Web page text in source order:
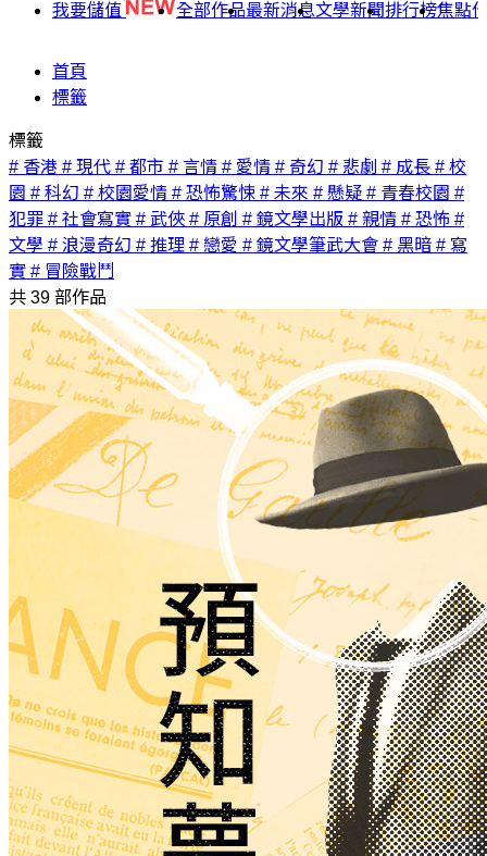
我要儲值 全部作品最新消息文學新聞排行榜焦點
首頁
標籤
標籤
# 香港 # 現代 # 都市 # 言情 # 愛情 # 奇幻 # 悲劇 # 成長 # 校
園 # 科幻 # 校園愛情 # 恐怖驚悚 # 未來 # 懸疑 # 青春校園 #
犯罪 # 社會寫實 # 武俠 # 原創 # 鏡文學出版 # 親情 # 恐怖 #
文學 # 浪漫奇幻 # 推理 # 戀愛 # 鏡文學筆武大會 # 黑暗 # 寫
實 # 冒險戰鬥
共 39 部作品